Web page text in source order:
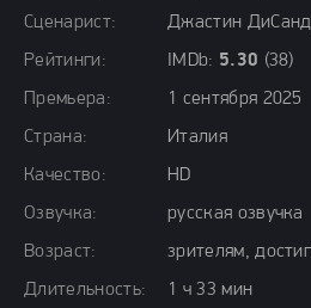
Сценарист:
Джастин
Рейтинги:
IMDb: 5.30 (38)
Премьера:
1 сентября 2025
Страна:
Италия
Качество:
HD
Озвучка:
русская озвучка
Возраст:
зрителям,
Длительность:
1 ч 33 мин